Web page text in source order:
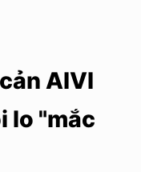
AIVI
lo "mắc